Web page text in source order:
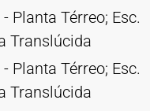
Planta Térreo; Esc.
Translúcida
Planta Térreo; Esc.
Translúcida